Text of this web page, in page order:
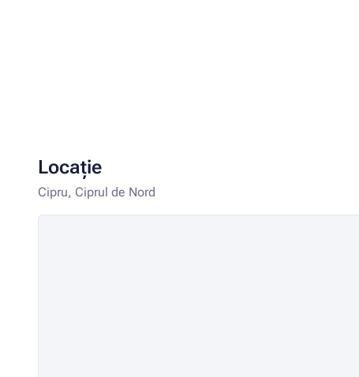
Locație
Cipru, Ciprul de Nord